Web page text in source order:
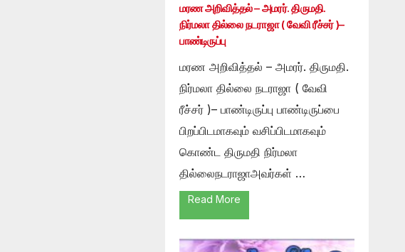
மரண அறிவித்தல் – அமரர். திருமதி.
நிர்மலா தில்லை நடராஜா ( வேவி ரீச்சர் )–
பாண்டிருப்பு
மரண அறிவித்தல் – அமரர். திருமதி.
நிர்மலா தில்லை நடராஜா ( வேவி
ரீச்சர் )– பாண்டிருப்பு பாண்டிருப்பை
பிறப்பிடமாகவும் வசிப்பிடமாகவும்
கொண்ட திருமதி நிர்மலா
தில்லைநடராஜாஅவர்கள் …
Read More